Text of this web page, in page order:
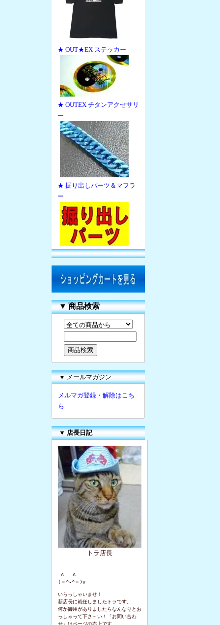
★ OUT★EX ステッカー
★ OUTEX チタンアクセサリ
ー
★ 掘り出しパーツ＆マフラ
ー
▼商品検索
▼ メールマガジン
メルマガ登録・解除はこち
ら
▼ 店長日記
トラ店長
Λ   Λ
(＝^-^＝)v
いらっしゃいませ！
新店長に就任しましたトラです。
何か御用がありましたらなんなりとお
っしゃって下さ～い！「お問い合わ
せ」はページの右上です。